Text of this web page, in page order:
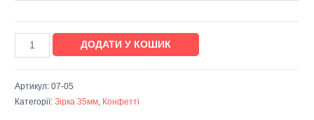
ДОДАТИ У КОШИК
Артикул:07-05
Категорії:Зірка 35мм, Конфетті